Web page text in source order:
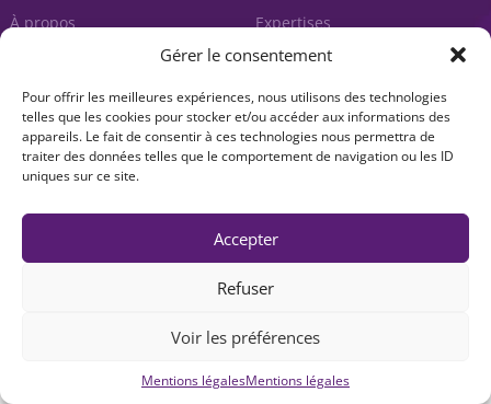
Gérer le consentement
Pour offrir les meilleures expériences, nous utilisons des technologies
telles que les cookies pour stocker et/ou accéder aux informations des
appareils. Le fait de consentir à ces technologies nous permettra de
traiter des données telles que le comportement de navigation ou les ID
uniques sur ce site.
Accepter
Refuser
Voir les préférences
Mentions légalesMentions légales
À propos
Expertises
Actualités
Contact